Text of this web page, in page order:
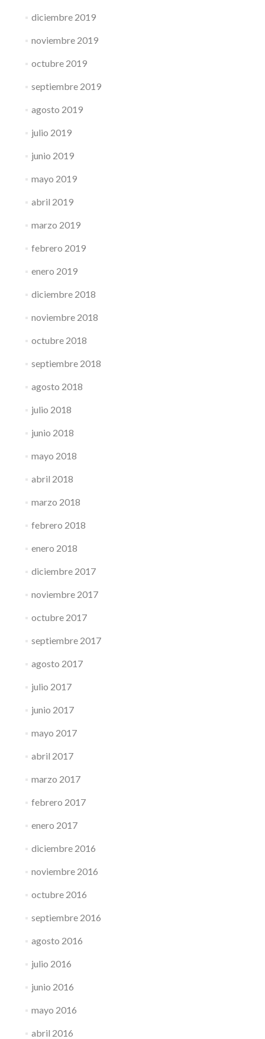
diciembre 2019
noviembre 2019
octubre 2019
septiembre 2019
agosto 2019
julio 2019
junio 2019
mayo 2019
abril 2019
marzo 2019
febrero 2019
enero 2019
diciembre 2018
noviembre 2018
octubre 2018
septiembre 2018
agosto 2018
julio 2018
junio 2018
mayo 2018
abril 2018
marzo 2018
febrero 2018
enero 2018
diciembre 2017
noviembre 2017
octubre 2017
septiembre 2017
agosto 2017
julio 2017
junio 2017
mayo 2017
abril 2017
marzo 2017
febrero 2017
enero 2017
diciembre 2016
noviembre 2016
octubre 2016
septiembre 2016
agosto 2016
julio 2016
junio 2016
mayo 2016
abril 2016